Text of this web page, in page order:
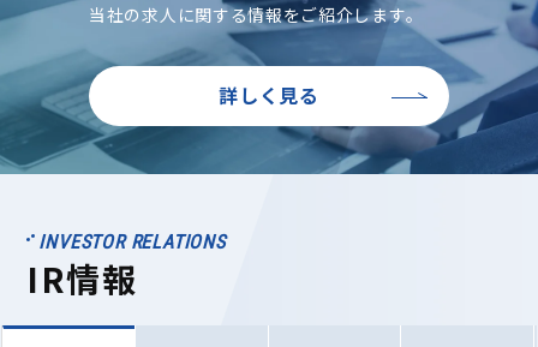
当社の求人に関する情報をご紹介します。
詳しく見る
INVESTOR RELATIONS
IR情報